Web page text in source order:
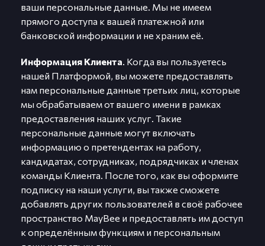
ваши персональные данные. Мы не имеем
прямого доступа к вашей платежной или
банковской информации и не храним её.
Информация Клиента. Когда вы пользуетесь
нашей Платформой, вы можете предоставлять
нам персональные данные третьих лиц, которые
мы обрабатываем от вашего имени в рамках
предоставления наших услуг. Такие
персональные данные могут включать
информацию о претендентах на работу,
кандидатах, сотрудниках, подрядчиках и членах
команды Клиента. После того, как вы оформите
подписку на наши услуги, вы также сможете
добавлять других пользователей в своё рабочее
пространство MayBee и предоставлять им доступ
к определённым функциям и персональным